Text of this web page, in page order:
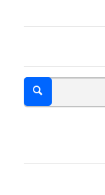
Minoo1375